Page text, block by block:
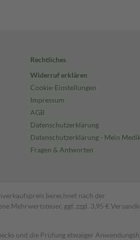
Rechtliches
Widerruf erklären
Cookie-Einstellungen
Impressum
AGB
Datenschutzerklärung
Datenschutzerklärung - Mein
Fragen & Antworten
berechnet nach der
Mehrwertsteuer, ggf. zzgl. 3,95 €
und die Prüfung etwaiger